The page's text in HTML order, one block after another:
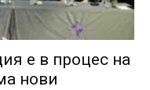
е в процес на
нови